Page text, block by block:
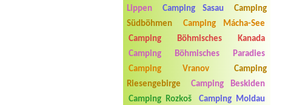
Lippen
Camping Sasau
Camping
Südböhmen
Camping Mácha-See
Camping Böhmisches Kanada
Camping Böhmisches Paradies
Camping Vranov
Camping
Riesengebirge
Camping Beskiden
Camping Rozkoš
Camping Moldau